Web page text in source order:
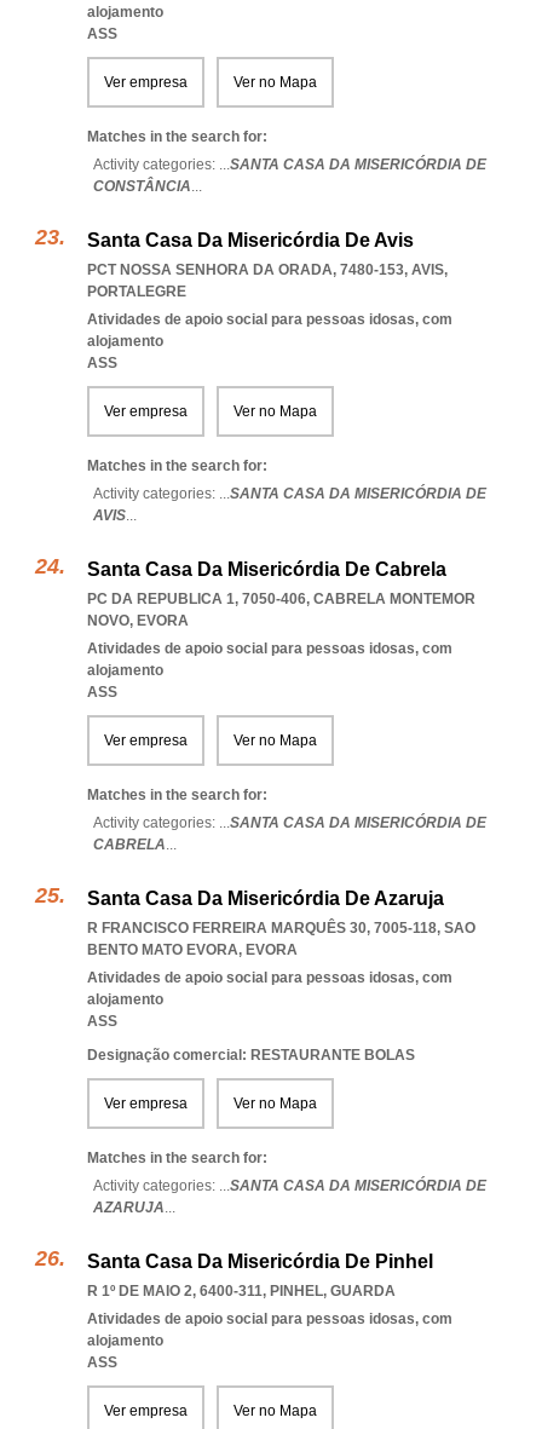
alojamento
ASS
Ver empresa Ver no Mapa
Matches in the search for:
Activity categories: ...SANTA CASA DA MISERICÓRDIA DE
CONSTÂNCIA...
Santa Casa Da Misericórdia De Avis
PCT NOSSA SENHORA DA ORADA, 7480-153, AVIS,
PORTALEGRE
Atividades de apoio social para pessoas idosas, com
alojamento
ASS
Ver empresa Ver no Mapa
Matches in the search for:
Activity categories: ...SANTA CASA DA MISERICÓRDIA DE
AVIS...
Santa Casa Da Misericórdia De Cabrela
PC DA REPUBLICA 1, 7050-406, CABRELA MONTEMOR
NOVO, EVORA
Atividades de apoio social para pessoas idosas, com
alojamento
ASS
Ver empresa Ver no Mapa
Matches in the search for:
Activity categories: ...SANTA CASA DA MISERICÓRDIA DE
CABRELA...
Santa Casa Da Misericórdia De Azaruja
R FRANCISCO FERREIRA MARQUÊS 30, 7005-118, SAO
BENTO MATO EVORA, EVORA
Atividades de apoio social para pessoas idosas, com
alojamento
ASS
Designação comercial: RESTAURANTE BOLAS
Ver empresa Ver no Mapa
Matches in the search for:
Activity categories: ...SANTA CASA DA MISERICÓRDIA DE
AZARUJA...
Santa Casa Da Misericórdia De Pinhel
R 1º DE MAIO 2, 6400-311, PINHEL, GUARDA
Atividades de apoio social para pessoas idosas, com
alojamento
ASS
Ver empresa Ver no Mapa